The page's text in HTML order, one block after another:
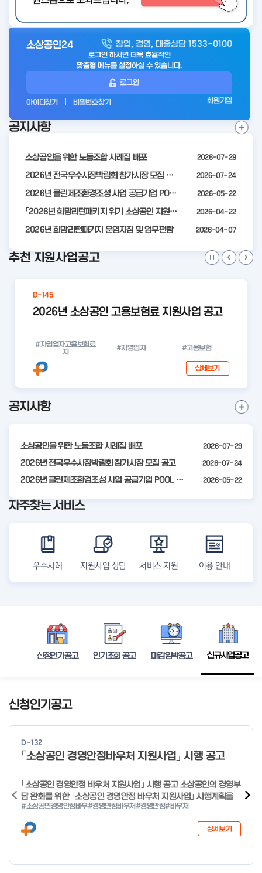
아
전
소상공인24 창업, 경영, 대출상담 1533-0100
로그인 하시면 더욱 효율적인
맞춤형 메뉴를 설정하실 수 있습니다.
로그인
아이디찾기 비밀번호찾기 회원가입
공지사항
소상공인을 위한 노동조합 사례집 배포 2026-07-29
2026년 전국우수시장박람회 참가시장 모집 공고 2026-07-24
2026년 클린제조환경조성 사업 공급기업 POOL 안내 2026-05-22
「2026년 희망리턴패키지 위기 소상공인 지원」모집 통합 2차 수정 공고 2026-04-22
2026년 희망리턴패키지 운영지침 및 업무편람 2026-04-07
공
추천 지원사업공고
D-145
2026년 소상공인 고용보험료 지원사업 공고
#자영업자고용보험료
지
#자영업자 #고용보험
상세보기
I
4
공지사항
소상공인을 위한 노동조합 사례집 배포 2026-07-29
2026년 전국우수시장박람회 참가시장 모집 공고 2026-07-24
2026년 클린제조환경조성 사업 공급기업 POOL 안내 2026-05-22
공
항
보
기
자주찾는 서비스
우수사례 지원사업 상담 서비스 지원 이용 안내
신청인기공고 인기조회 공고 마감임박공고 신규사업공고
신청인기공고
D-132
「소상공인 경영안정바우처 지원사업」 시행 공고
｢소상공인 경영안정 바우처 지원사업｣ 시행 공고 소상공인의 경영부
담 완화를 위한 ｢소상공인 경영안정 바우처 지원사업｣ 시행계획을
다음과 같이 공고합니다. 2026년 1월 28일 중소벤처기업부장관
#소상공인경영안정바우#경영안정바우처 #경영안정#바우처
상세보기